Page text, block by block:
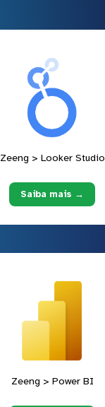
Zeeng > Looker Studio
Saiba mais →
Zeeng > Power BI